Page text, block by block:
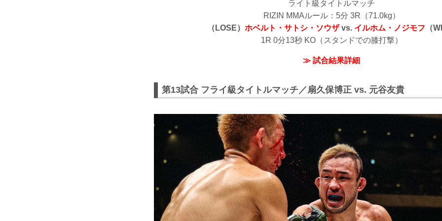
ライト級タイトルマッチ
RIZIN MMAルール：5分 3R（71.0kg）
（LOSE） ホベルト・サトシ・ソウザvs. イルホム・ノジモフ （
1R 0分13秒 KO（スタンドでの膝打撃）
≫ 試合結果詳細
第13試合 フライ級タイトルマッチ／扇久保博正 vs. 元谷友貴